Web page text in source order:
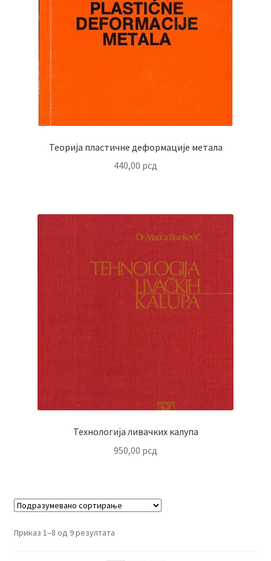
Теорија пластичне деформације метала
440,00 рсд
Технологија ливачких калупа
950,00 рсд
Приказ 1–8 од 9 резултата